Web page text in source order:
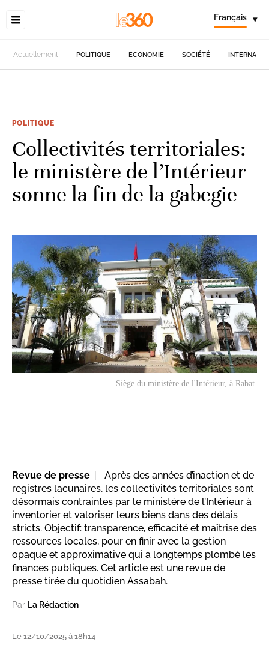
Français ▾
Actuellement POLITIQUE ECONOMIE SOCIÉTÉ
POLITIQUE
Collectivités territoriales:
le ministère de l’Intérieur
sonne la fin de la gabegie
Siège du ministère de l'Intérieur, à Rabat.
Revue de presse
Après des années d’inaction et de
registres lacunaires, les collectivités territoriales sont
désormais contraintes par le ministère de l’Intérieur à
inventorier et valoriser leurs biens dans des délais
stricts. Objectif: transparence, efficacité et maîtrise des
ressources locales, pour en finir avec la gestion
opaque et approximative qui a longtemps plombé les
finances publiques. Cet article est une revue de
presse tirée du quotidien Assabah.
Par La Rédaction
Le 12/10/2025 à 18h14